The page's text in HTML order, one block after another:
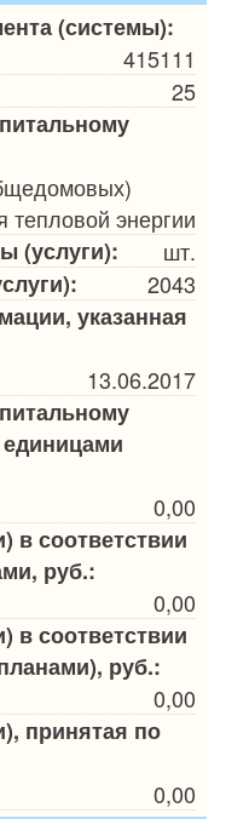
(системы):
415111
25
тепловой энергии
(услуги):
шт.
2043
указанная
13.06.2017
0,00
в соответствии
руб.:
0,00
в соответствии
руб.:
0,00
принятая по
0,00